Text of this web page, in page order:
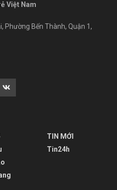
Việt Nam
Phường Bến Thành, Quận 1,
TIN MỚI
Tin24h